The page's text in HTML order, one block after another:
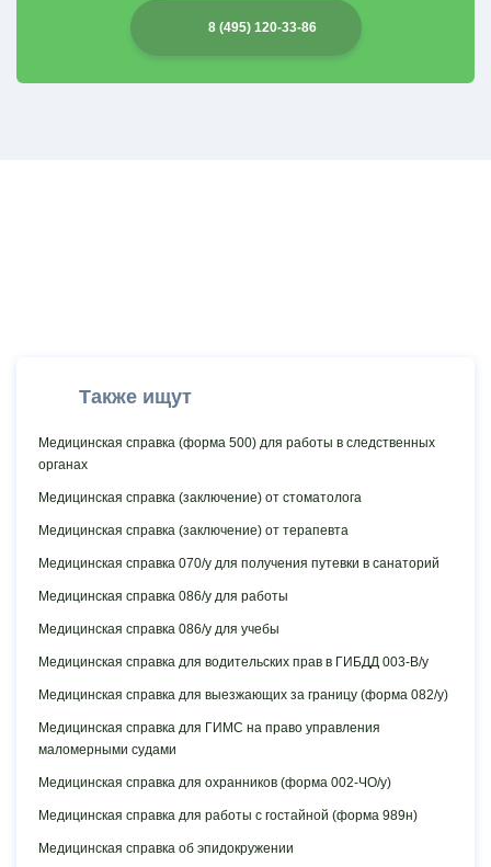
8 (495) 120-33-86
Также ищут
Медицинская cправка (форма 500) для работы в следственных
органах
Медицинская справка (заключение) от стоматолога
Медицинская справка (заключение) от терапевта
Медицинская справка 070/у для получения путевки в санаторий
Медицинская справка 086/у для работы
Медицинская справка 086/у для учебы
Медицинская справка для водительских прав в ГИБДД 003-В/у
Медицинская справка для выезжающих за границу (форма 082/у)
Медицинская справка для ГИМС на право управления
маломерными судами
Медицинская справка для охранников (форма 002-ЧО/у)
Медицинская справка для работы с гостайной (форма 989н)
Медицинская справка об эпидокружении